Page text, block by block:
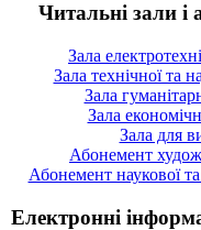
Читальні зали і
Зала
Зала технічної та
Зала
Зала
Зала для
Абонемент
Абонемент наукової та
Електронні